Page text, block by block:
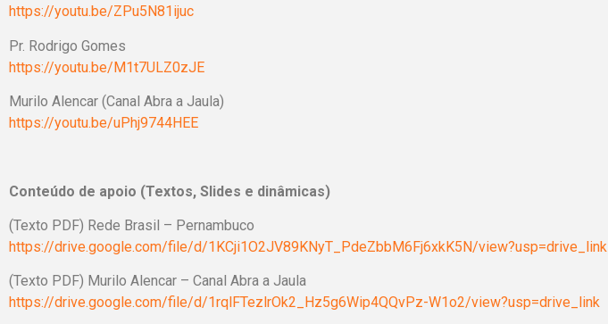
https://youtu.be/ZPu5N81ijuc
Pr. Rodrigo Gomes
https://youtu.be/M1t7ULZ0zJE
Murilo Alencar (Canal Abra a Jaula)
https://youtu.be/uPhj9744HEE
Conteúdo de apoio (Textos, Slides e dinâmicas)
(Texto PDF) Rede Brasil – Pernambuco
https://drive.google.com/file/d/1KCji1O2JV89KNyT_PdeZbbM6Fj6xkK5N/view?usp=drive_link
(Texto PDF) Murilo Alencar – Canal Abra a Jaula
https://drive.google.com/file/d/1rqlFTezlrOk2_Hz5g6Wip4QQvPz-W1o2/view?usp=drive_link